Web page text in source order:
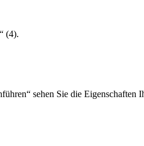
(4).
sehen Sie die